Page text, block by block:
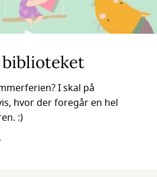
biblioteket
I skal på
hvor der foregår en hel
:)